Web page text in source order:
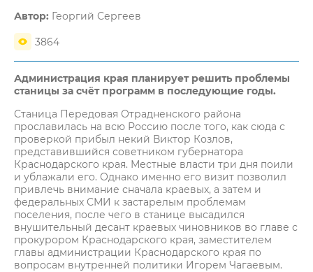
Автор: Георгий Сергеев
3864
Администрация края планирует решить проблемы
станицы за счёт программ в последующие годы.
Станица Передовая Отрадненского района
прославилась на всю Россию после того, как сюда с
проверкой прибыл некий Виктор Козлов,
представившийся советником губернатора
Краснодарского края. Местные власти три дня поили
и ублажали его. Однако именно его визит позволил
привлечь внимание сначала краевых, а затем и
федеральных СМИ к застарелым проблемам
поселения, после чего в станице высадился
внушительный десант краевых чиновников во главе с
прокурором Краснодарского края, заместителем
главы администрации Краснодарского края по
вопросам внутренней политики Игорем Чагаевым.